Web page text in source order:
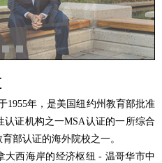
1955年，是美国纽约州教育部批准
证机构之一MSA认证的一所综合
部认证的海外院校之一。
大西海岸的经济枢纽 - 温哥华市中